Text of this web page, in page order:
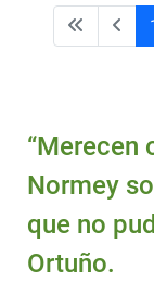
“Merecen
Normey
que no
Ortuño.